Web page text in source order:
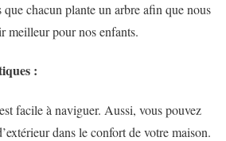
chacun plante un arbre afin que nous
meilleur pour nos enfants.
:
facile à naviguer. Aussi, vous pouvez
dans le confort de votre maison.